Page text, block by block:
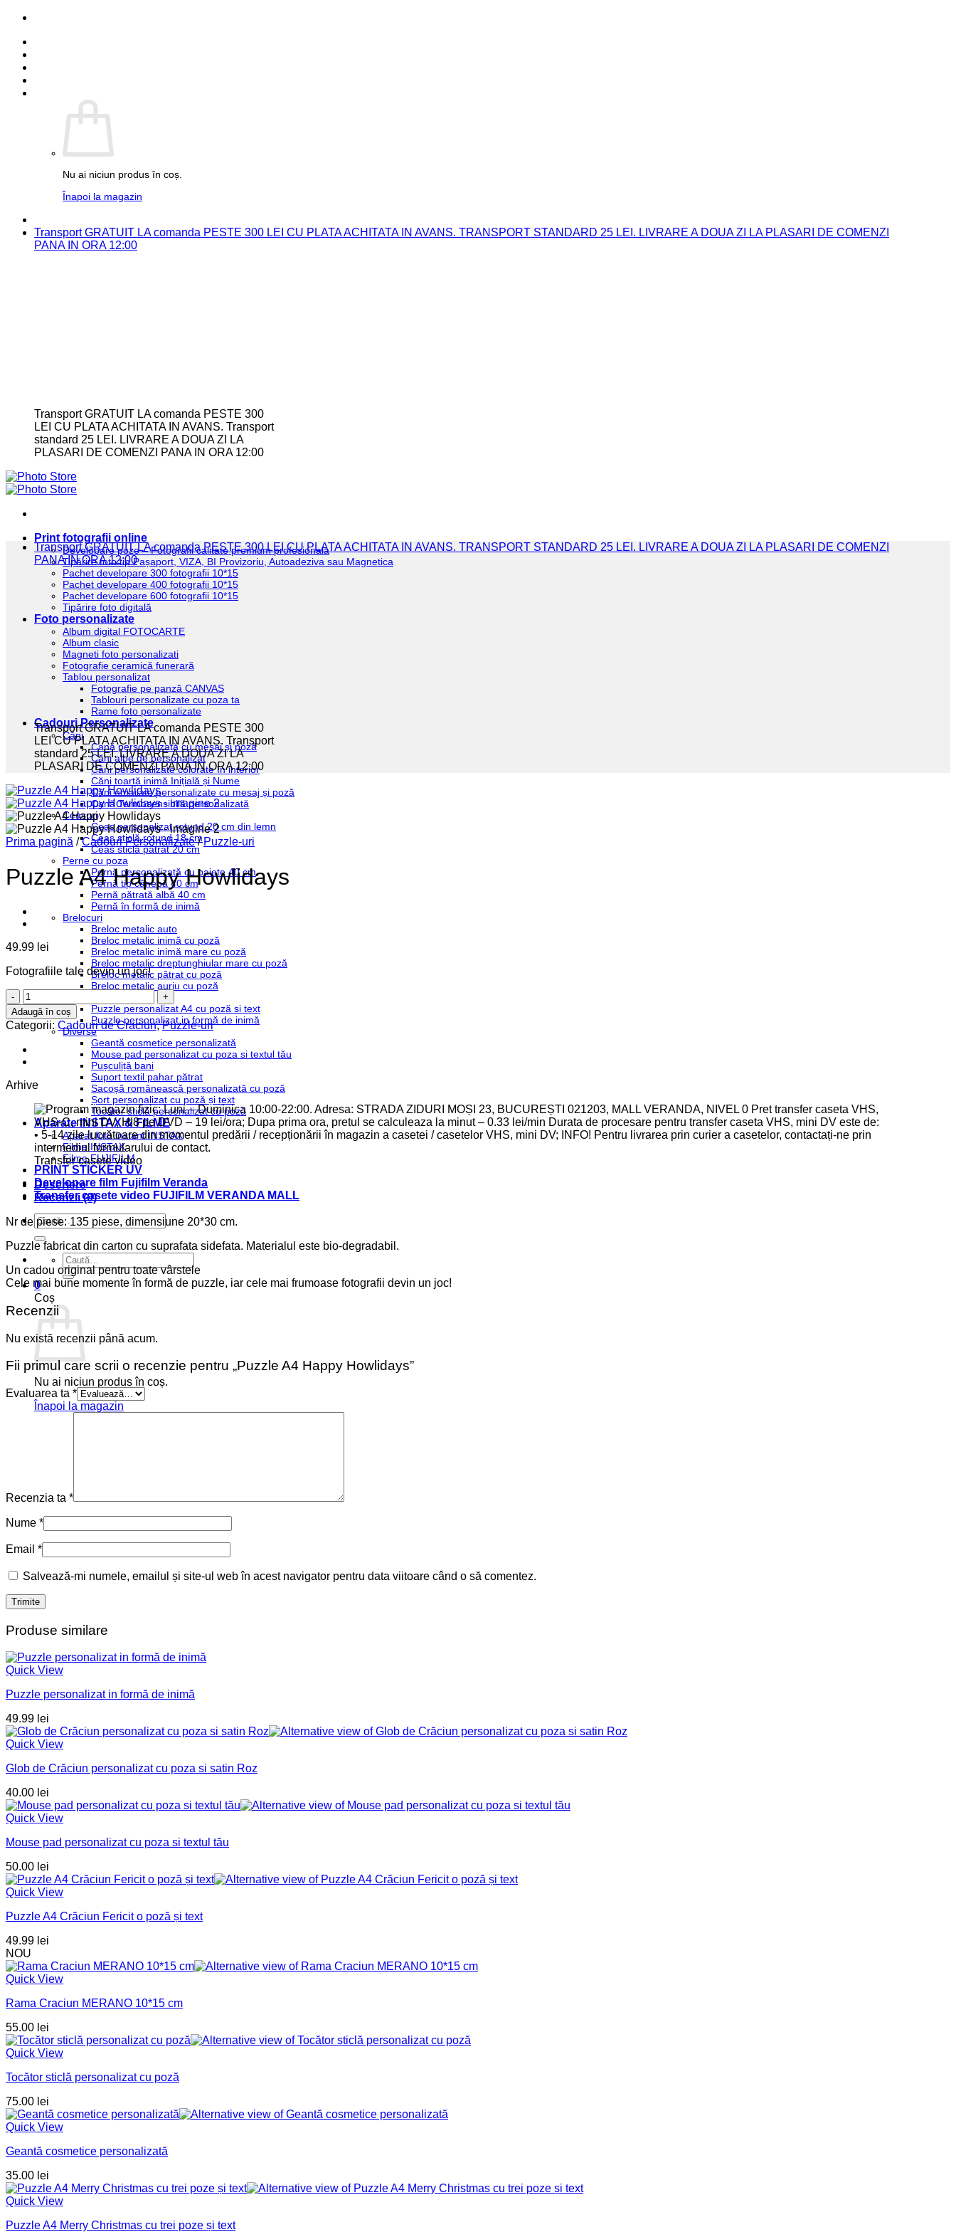
Skip
content
Nu ai niciun produs în coș.
Înapoi la magazin
Transport GRATUIT LA comanda PESTE 300 LEI CU PLATA ACHITATA IN AVANS. TRANSPORT STANDARD 25 LEI. LIVRARE A DOUA ZI LA PLASARI DE COMENZI
PANA IN ORA 12:00
Transport GRATUIT LA comanda PESTE 300
LEI CU PLATA ACHITATA IN AVANS. Transport
standard 25 LEI. LIVRARE A DOUA ZI LA
PLASARI DE COMENZI PANA IN ORA 12:00
Print fotografii online
Developare poze – Fotografii calitate premium profesionala
Tipărire foto tip Pașaport, VIZA, BI Provizoriu, Autoadeziva sau Magnetica
Pachet developare 300 fotografii 10*15
Pachet developare 400 fotografii 10*15
Pachet developare 600 fotografii 10*15
Tipărire foto digitală
Foto personalizate
Album digital FOTOCARTE
Album clasic
Magneti foto personalizati
Fotografie ceramică funerară
Tablou personalizat
Fotografie pe panză CANVAS
Tablouri personalizate cu poza ta
Rame foto personalizate
Cadouri Personalizate
Căni
Cană personalizată cu mesaj și poză
Căni albe de personalizat
Căni personalizate colorate în interior
Căni toartă inimă Inițială și Nume
Căni emailate personalizate cu mesaj și poză
Cană Termosensibilă personalizată
Ceasuri
Ceas personalizat rotund 20 cm din lemn
Ceas sticlă rotund 18 cm
Ceas sticlă pătrat 20 cm
Perne cu poza
Pernă personalizată cu paiete 40 cm
Pernă tip cânepă 40 cm
Pernă pătrată albă 40 cm
Pernă în formă de inimă
Brelocuri
Breloc metalic auto
Breloc metalic inimă cu poză
Breloc metalic inimă mare cu poză
Breloc metalic dreptunghiular mare cu poză
Breloc metalic pătrat cu poză
Breloc metalic auriu cu poză
Puzzle personalizat A4 cu poză si text
Puzzle personalizat in formă de inimă
Diverse
Geantă cosmetice personalizată
Mouse pad personalizat cu poza si textul tău
Pușculiță bani
Suport textil pahar pătrat
Sacoșă românească personalizată cu poză
Șort personalizat cu poză și text
Tocător sticlă personalizat cu poză
Aparate INSTAX & FILME
Aparat foto instant INSTAX
Filme INSTAX
Filme FUJIFILM
PRINT STICKER UV
Developare film Fujifilm Veranda
Transfer casete video FUJIFILM VERANDA MALL
Caută
după:
Caută
după:
0
Coș
Nu ai niciun produs în coș.
Înapoi la magazin
Transport GRATUIT LA comanda PESTE 300 LEI CU PLATA ACHITATA IN AVANS. TRANSPORT STANDARD 25 LEI. LIVRARE A DOUA ZI LA PLASARI DE COMENZI
PANA IN ORA 12:00
Transport GRATUIT LA comanda PESTE 300
LEI CU PLATA ACHITATA IN AVANS. Transport
standard 25 LEI. LIVRARE A DOUA ZI LA
PLASARI DE COMENZI PANA IN ORA 12:00
Prima pagină / Cadouri Personalizate / Puzzle-uri
Puzzle A4 Happy Howlidays
49.99 lei
Fotografiile tale devin un joc!
Cantitate
Puzzle
A4
Happy
Howlidays
Adaugă în coș
Categorii: Cadouri de Craciun,Puzzle-uri
Arhive
Transfer casete video
Descriere
Recenzii (0)
Nr de piese: 135 piese, dimensiune 20*30 cm.
Puzzle fabricat din carton cu suprafata sidefata. Materialul este bio-degradabil.
Un cadou original pentru toate vârstele
Cele mai bune momente în formă de puzzle, iar cele mai frumoase fotografii devin un joc!
Recenzii
Nu există recenzii până acum.
Fii primul care scrii o recenzie pentru „Puzzle A4 Happy Howlidays”
Evaluarea ta *
Recenzia ta *
Nume *
Email *
Salvează-mi numele, emailul și site-ul web în acest navigator pentru data viitoare când o să comentez.
Produse similare
Quick View
Puzzle personalizat in formă de inimă
49.99 lei
Quick View
Glob de Crăciun personalizat cu poza si satin Roz
40.00 lei
Quick View
Mouse pad personalizat cu poza si textul tău
50.00 lei
Quick View
Puzzle A4 Crăciun Fericit o poză și text
49.99 lei
NOU
Quick View
Rama Craciun MERANO 10*15 cm
55.00 lei
Quick View
Tocător sticlă personalizat cu poză
75.00 lei
Quick View
Geantă cosmetice personalizată
35.00 lei
Quick View
Puzzle A4 Merry Christmas cu trei poze și text